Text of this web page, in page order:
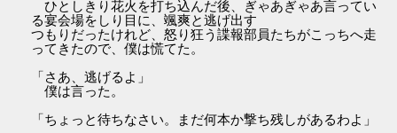
ひとしきり花火を打ち込んだ後、ぎゃあぎゃあ言ってい
る宴会場をしり目に、颯爽と逃げ出す
つもりだったけれど、怒り狂う諜報部員たちがこっちへ走
ってきたので、僕は慌てた。
「さあ、逃げるよ」
僕は言った。
「ちょっと待ちなさい。まだ何本か撃ち残しがあるわよ」